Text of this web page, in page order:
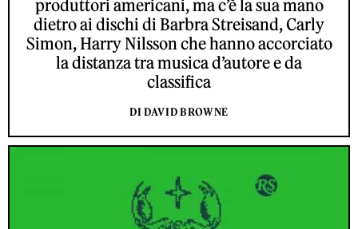
produttori americani, ma c’è la sua mano
dietro ai dischi di Barbra Streisand, Carly
Simon, Harry Nilsson che hanno accorciato
la distanza tra musica d’autore e da
classifica
DI DAVID BROWNE